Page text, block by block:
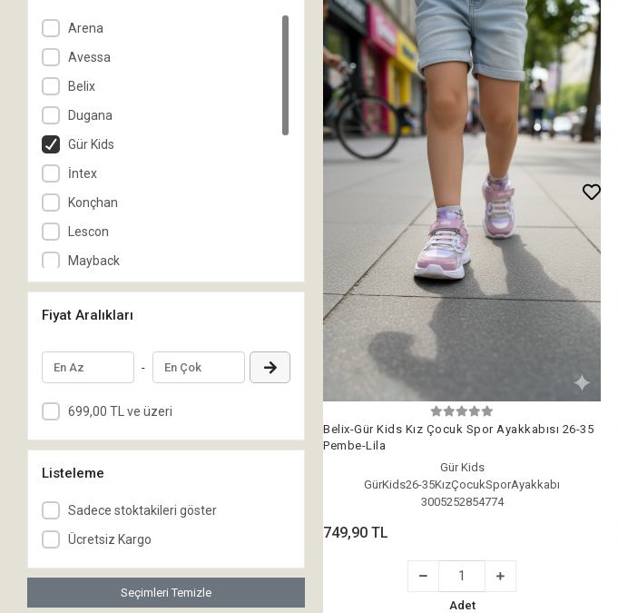
Arena
Avessa
Belix
Dugana
Gür Kids
İntex
Konçhan
Lescon
Mayback
Proforce
Puma
Sammix
Serabien
Fiyat Aralıkları
-
699,00 TL ve üzeri
Listeleme
Sadece stoktakileri göster
Ücretsiz Kargo
Seçimleri Temizle
Belix-Gür Kids Kız Çocuk Spor Ayakkabısı 26-35
Pembe-Lila
Gür Kids
GürKids26-35KızÇocukSporAyakkabı
3005252854774
749,90 TL
Adet